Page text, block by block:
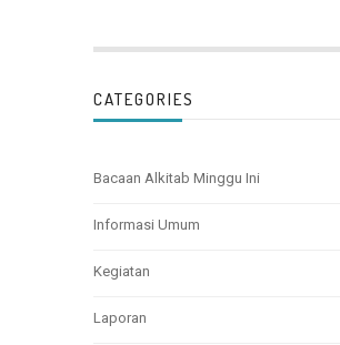
CATEGORIES
Bacaan Alkitab Minggu Ini
Informasi Umum
Kegiatan
Laporan